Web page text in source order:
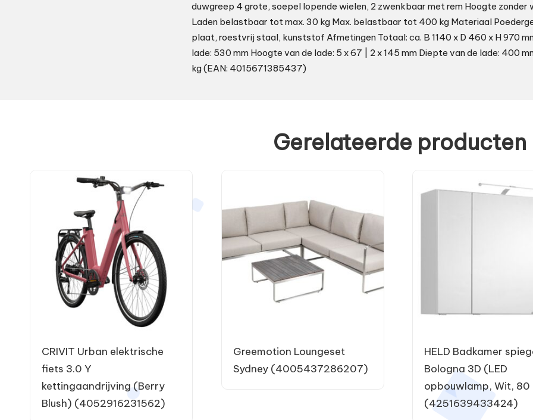
duwgreep 4 grote, soepel lopende wielen, 2 zwenkbaar met rem Hoogte zonder
Laden belastbaar tot max. 30 kg Max. belastbaar tot 400 kg Materiaal
plaat, roestvrij staal, kunststof Afmetingen Totaal: ca. B 1140 x D 460 x H 970
lade: 530 mm Hoogte van de lade: 5 x 67 | 2 x 145 mm Diepte van de lade: 400
kg (EAN: 4015671385437)
Gerelateerde producten
CRIVIT Urban elektrische
fiets 3.0 Y
kettingaandrijving (Berry
Blush) (4052916231562)
Greemotion Loungeset
Sydney (4005437286207)
HELD Badkamer
Bologna 3D (LED
opbouwlamp, Wit, 80
(4251639433424)